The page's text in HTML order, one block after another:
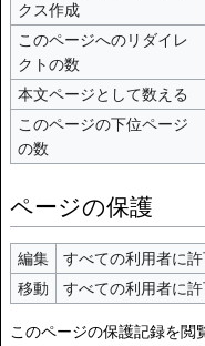
クス作成
このページへのリダイレ
クトの数
本文ページとして数える
このページの下位ページ
の数
ページの保護
編集
すべての利用者に
移動
すべての利用者に
このページの保護記録を閲